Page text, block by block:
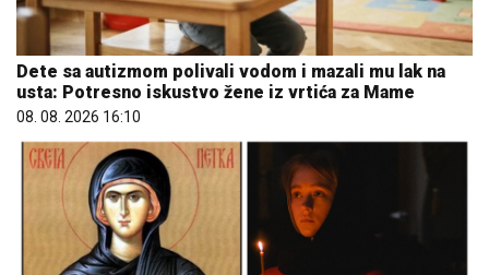
Dete sa autizmom polivali vodom i mazali mu lak na
usta: Potresno iskustvo žene iz vrtića za Mame
08. 08. 2026 16:10